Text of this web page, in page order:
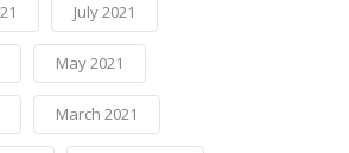
July 2021
May 2021
March 2021